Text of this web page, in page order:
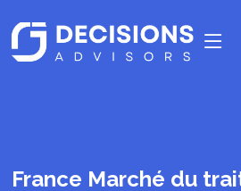
France Marché du